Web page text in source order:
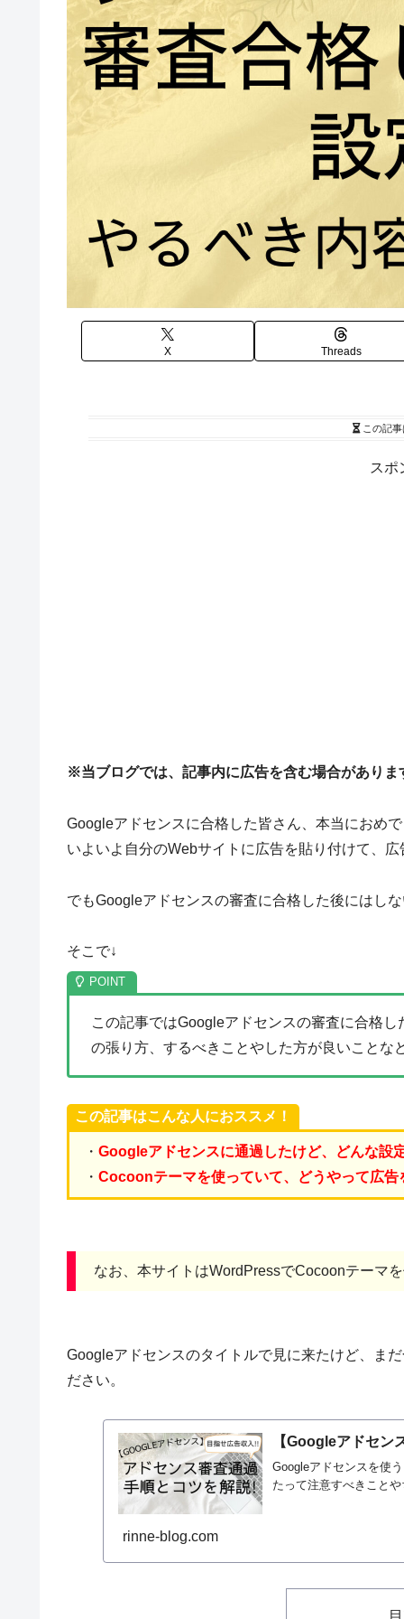
X Threads
この記
スポ
※当ブログでは、記事内に広告を含む場合がありま
Googleアドセンスに合格した皆さん、本当におめ
いよいよ自分のWebサイトに広告を貼り付けて、
でもGoogleアドセンスの審査に合格した後にはし
そこで↓
この記事ではGoogleアドセンスの審査に合格
の張り方、するべきことやした方が良いことな
この記事はこんな人におススメ！
・ Googleアドセンスに通過したけど、どんな設
・ Cocoonテーマを使っていて、 どうやって広
なお、本サイトはWordPressでCocoonテーマ
Googleアドセンスのタイトルで見に来たけど、ま
ださい。
【Googleアドセン
Googleアドセンスを使
たって注意すべきこと
rinne-blog.com